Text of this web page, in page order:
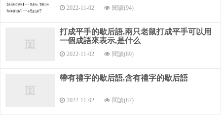
諸葛亮治蜀——順應民心
諸葛亮皺眉頭——計上心來；計上心頭
諸葛亮住茅廬——懷才不遇
諸葛亮吊孝---假的 諸葛亮耍撣帚---出計不出面 諸葛亮皺眉
頭---計上心來 諸葛亮的錦囊---用不完的計 諸葛亮用空城計---不
2022-11-02 閱讀(94)
打成平手的歇后語,兩只老鼠打成平手可以用
一個成語來表示,是什么
2022-11-02 閱讀(89)
帶有禮字的歇后語,含有禮字的歇后語
2022-11-02 閱讀(87)